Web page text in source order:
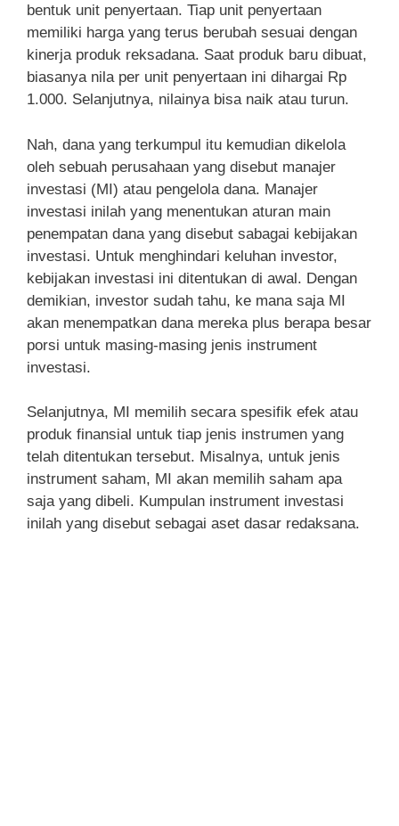
bentuk unit penyertaan. Tiap unit penyertaan
memiliki harga yang terus berubah sesuai dengan
kinerja produk reksadana. Saat produk baru dibuat,
biasanya nila per unit penyertaan ini dihargai Rp
1.000. Selanjutnya, nilainya bisa naik atau turun.
Nah, dana yang terkumpul itu kemudian dikelola
oleh sebuah perusahaan yang disebut manajer
investasi (MI) atau pengelola dana. Manajer
investasi inilah yang menentukan aturan main
penempatan dana yang disebut sabagai kebijakan
investasi. Untuk menghindari keluhan investor,
kebijakan investasi ini ditentukan di awal. Dengan
demikian, investor sudah tahu, ke mana saja MI
akan menempatkan dana mereka plus berapa besar
porsi untuk masing-masing jenis instrument
investasi.
Selanjutnya, MI memilih secara spesifik efek atau
produk finansial untuk tiap jenis instrumen yang
telah ditentukan tersebut. Misalnya, untuk jenis
instrument saham, MI akan memilih saham apa
saja yang dibeli. Kumpulan instrument investasi
inilah yang disebut sebagai aset dasar redaksana.